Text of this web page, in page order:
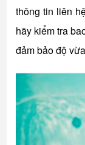
thông tin liên
hãy kiểm tra
đảm bảo độ